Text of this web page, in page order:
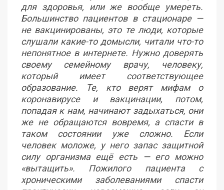
для здоровья, или же вообще умереть.
Большинство пациентов в стационаре —
не вакцинированы, это те люди, которые
слушали какие-то домысли, читали что-то
непонятное в интернете. Нужно доверять
своему семейному врачу, человеку,
который имеет соответствующее
образование. Те, кто верят мифам о
коронавирусе и вакцинации, потом,
попадая к нам, начинают задыхаться, они
же не обращаются вовремя, а спасти в
таком состоянии уже сложно. Если
человек моложе, у него запас защитной
силу организма ещё есть — его можно
«вытащить». Пожилого пациента с
хроническими заболеваниями спасти